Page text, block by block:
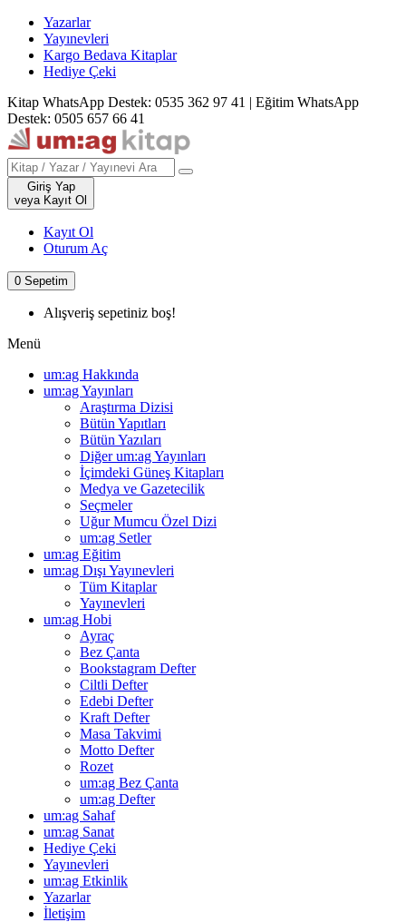
Yazarlar
Yayınevleri
Kargo Bedava Kitaplar
Hediye Çeki
Kitap WhatsApp Destek: 0535 362 97 41 | Eğitim WhatsApp
Destek: 0505 657 66 41
Giriş Yap
veya Kayıt Ol
Kayıt Ol
Oturum Aç
0 Sepetim
Alışveriş sepetiniz boş!
Menü
um:ag Hakkında
um:ag Yayınları
Araştırma Dizisi
Bütün Yapıtları
Bütün Yazıları
Diğer um:ag Yayınları
İçimdeki Güneş Kitapları
Medya ve Gazetecilik
Seçmeler
Uğur Mumcu Özel Dizi
um:ag Setler
um:ag Eğitim
um:ag Dışı Yayınevleri
Tüm Kitaplar
Yayınevleri
um:ag Hobi
Ayraç
Bez Çanta
Bookstagram Defter
Ciltli Defter
Edebi Defter
Kraft Defter
Masa Takvimi
Motto Defter
Rozet
um:ag Bez Çanta
um:ag Defter
um:ag Sahaf
um:ag Sanat
Hediye Çeki
Yayınevleri
um:ag Etkinlik
Yazarlar
İletişim